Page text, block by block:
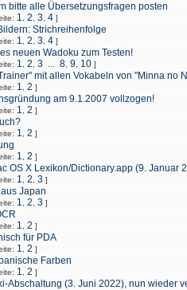
bitte alle Übersetzungsfragen posten
1 2 3 4 ]
Strichreihenfolge
1 2 3 4 ]
neuen Wadoku zum Testen!
1 2 3 8 9 10 ]
mit allen Vokabeln von "Minna no
1 2 ]
am 9.1.2007 vollzogen!
1 2 ]
1 2 ]
1 2 ]
OS X Lexikon/Dictionary.app (9. Januar
1 2 3 ]
Japan
1 2 3 ]
1 2 ]
für PDA
1 2 ]
Farben
1 2 ]
Abschaltung (3. Juni 2022), nun wieder